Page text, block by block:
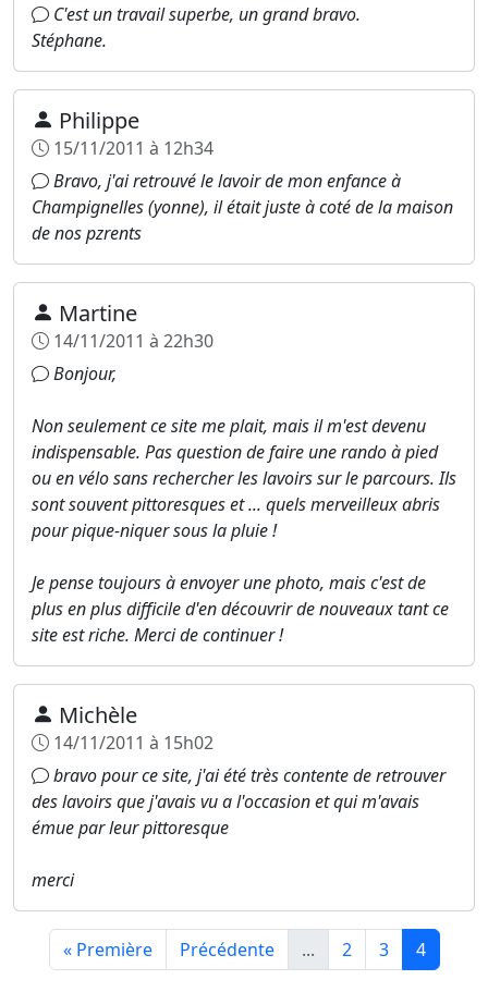
C'est un travail superbe, un grand bravo.
Stéphane.
Philippe
15/11/2011 à 12h34
Bravo, j'ai retrouvé le lavoir de mon enfance à
Champignelles (yonne), il était juste à coté de la maison
de nos pzrents
Martine
14/11/2011 à 22h30
Bonjour,
Non seulement ce site me plait, mais il m'est devenu
indispensable. Pas question de faire une rando à pied
ou en vélo sans rechercher les lavoirs sur le parcours. Ils
sont souvent pittoresques et ... quels merveilleux abris
pour pique-niquer sous la pluie !
Je pense toujours à envoyer une photo, mais c'est de
plus en plus difficile d'en découvrir de nouveaux tant ce
site est riche. Merci de continuer !
Michèle
14/11/2011 à 15h02
bravo pour ce site, j'ai été très contente de retrouver
des lavoirs que j'avais vu a l'occasion et qui m'avais
émue par leur pittoresque
merci
« Première Précédente ... 2 3 4